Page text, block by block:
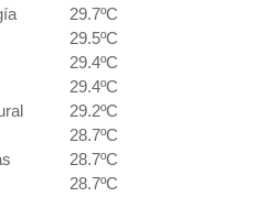
29.7ºC
29.5ºC
29.4ºC
29.4ºC
29.2ºC
28.7ºC
28.7ºC
28.7ºC